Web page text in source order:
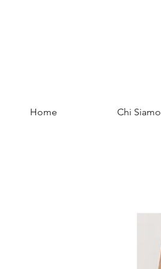
Home Chi Siamo